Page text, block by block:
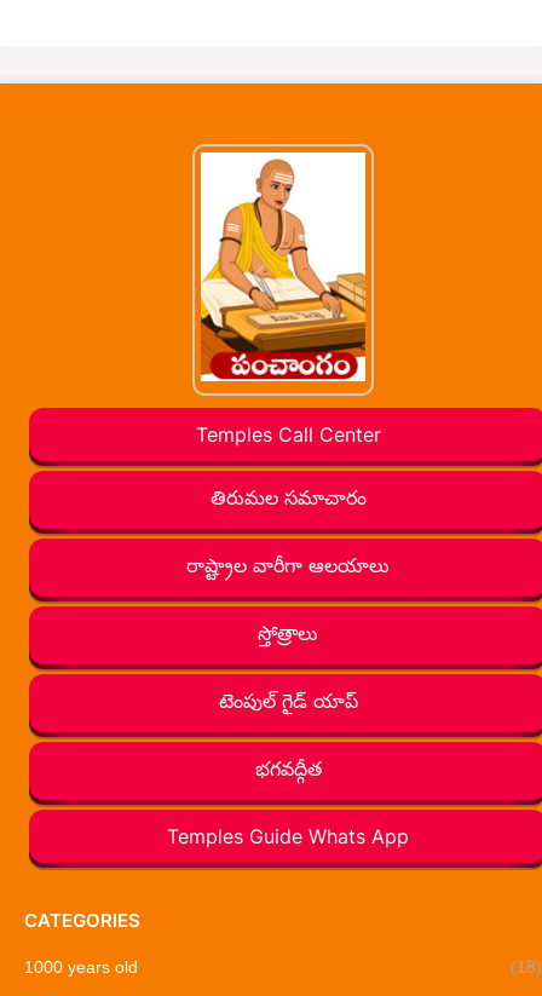
Temples Call Center
తిరుమల సమాచారం
రాష్ట్రాల వారీగా ఆలయాలు
స్తోత్రాలు
టెంపుల్ గైడ్ యాప్
భగవద్గీత
Temples Guide Whats App
CATEGORIES
1000 years old (18)